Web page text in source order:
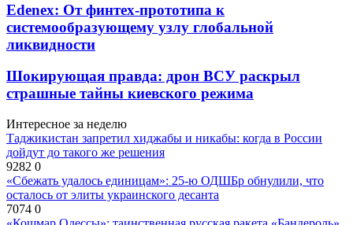
Edenex: От финтех-прототипа к
системообразующему узлу глобальной
ликвидности
Шокирующая правда: дрон ВСУ раскрыл
страшные тайны киевского режима
Интересное за неделю
Таджикистан запретил хиджабы и никабы: когда в России
дойдут до такого же решения
9282 0
«Сбежать удалось единицам»: 25-ю ОДШБр обнулили, что
осталось от элиты украинского десанта
7074 0